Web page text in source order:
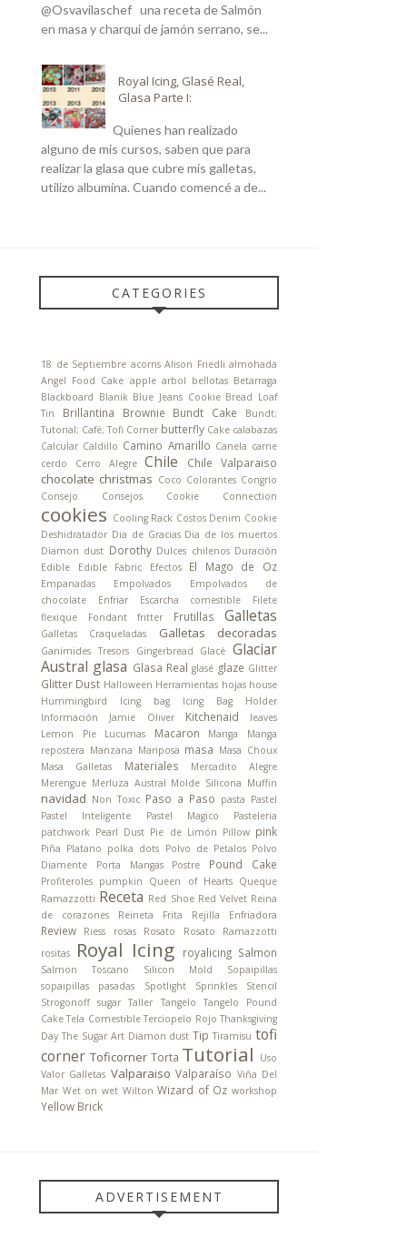
@Osvavilaschef una receta de Salmón
en masa y charqui de jamón serrano, se...
Royal Icing, Glasé Real,
Glasa Parte I:
Quienes han realizado
alguno de mis cursos, saben que para
realizar la glasa que cubre mis galletas,
utilizo albumina. Cuando comencé a de...
CATEGORIES
18 de Septiembre acorns Alison Friedli almohada
Angel Food Cake apple arbol bellotas Betarraga
Blackboard Blanik Blue Jeans Cookie Bread Loaf
Tin
Brillantina Brownie Bundt Cake
Bundt;
Tutorial; Café; Tofi Corner butterfly Cake calabazas
Calcular Caldillo Camino Amarillo Canela carne
cerdo
Cerro Alegre Chile Chile Valparaiso
chocolate christmas Coco Colorantes Congrio
Consejo
Consejos Cookie Connection
cookies Cooling Rack Costos Denim Cookie
Deshidratador Dia de Gracias Dia de los muertos
Diamon dust Dorothy Dulces chilenos Duración
Edible
Edible Fabric Efectos El Mago de Oz
Empanadas Empolvados
Empolvados de
chocolate
Enfriar Escarcha comestible
Filete
flexique
Fondant fritter Frutillas Galletas
Galletas Craqueladas Galletas decoradas
Ganimides Tresors Gingerbread Glacé Glaciar
Austral glasa Glasa Real glasé glaze Glitter
Glitter Dust Halloween Herramientas hojas house
Hummingbird
Icing bag
Icing Bag Holder
Información
Jamie Oliver Kitchenaid
leaves
Lemon Pie
Lucumas Macaron Manga
Manga
repostera Manzana Mariposa masa Masa Choux
Masa Galletas
Materiales
Mercadito Alegre
Merengue Merluza Austral Molde Silicona Muffin
navidad Non Toxic Paso a Paso pasta Pastel
Pastel Inteligente
Pastel Magico
Pasteleria
patchwork Pearl Dust Pie de Limón Pillow pink
Piña Platano polka dots Polvo de Petalos Polvo
Diamente
Porta Mangas Postre Pound Cake
Profiteroles pumpkin Queen of Hearts Queque
Ramazzotti Receta Red Shoe Red Velvet Reina
de corazones
Reineta Frita Rejilla Enfriadora
Review Riess rosas Rosato
Rosato Ramazzotti
rositas
Royal Icing royalicing Salmon
Salmon Toscano Silicon Mold
Sopaipillas
sopaipillas pasadas
Spotlight Sprinkles
Stencil
Strogonoff sugar Taller Tangelo
Tangelo Pound
Cake Tela Comestible Terciopelo Rojo Thanksgiving
Day The Sugar Art Diamon dust Tip Tiramisu tofi
corner Toficorner Torta Tutorial
Uso
Valor Galletas Valparaiso Valparaíso Viña Del
Mar Wet on wet Wilton Wizard of Oz workshop
Yellow Brick
ADVERTISEMENT